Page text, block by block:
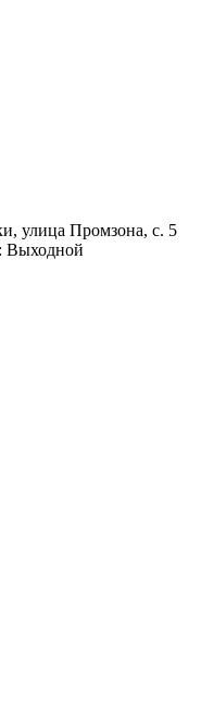
улица Промзона, с. 5
Выходной